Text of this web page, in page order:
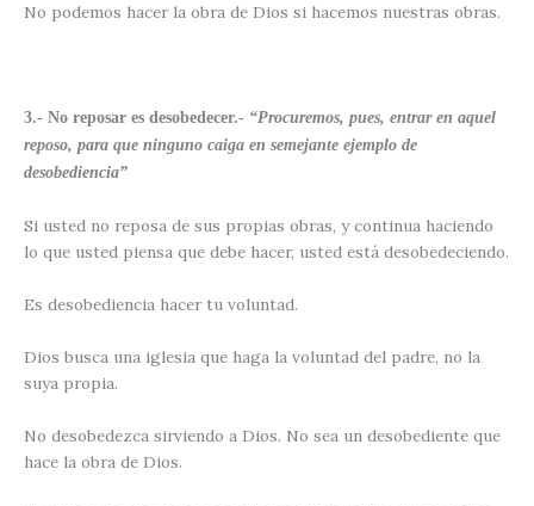
No podemos hacer la obra de Dios si hacemos nuestras obras.
3.- No reposar es desobedecer.- “Procuremos, pues, entrar en aquel
reposo, para que ninguno caiga en semejante ejemplo de
desobediencia”
Si usted no reposa de sus propias obras, y continua haciendo
lo que usted piensa que debe hacer, usted está desobedeciendo.
Es desobediencia hacer tu voluntad.
Dios busca una iglesia que haga la voluntad del padre, no la
suya propia.
No desobedezca sirviendo a Dios. No sea un desobediente que
hace la obra de Dios.